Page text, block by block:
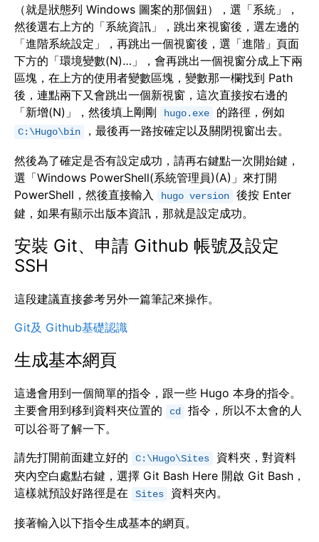
（就是狀態列 Windows 圖案的那個鈕），選「系統」，
然後選右上方的「系統資訊」，跳出來視窗後，選左邊的
「進階系統設定」，再跳出一個視窗後，選「進階」頁面
下方的「環境變數(N)…」，會再跳出一個視窗分成上下兩
區塊，在上方的使用者變數區塊，變數那一欄找到 Path
後，連點兩下又會跳出一個新視窗，這次直接按右邊的
「新增(N)」，然後填上剛剛
hugo.exe 的路徑，例如
C:\Hugo\bin ，最後再一路按確定以及關閉視窗出去。
然後為了確定是否有設定成功，請再右鍵點一次開始鍵，
選「Windows PowerShell(系統管理員)(A)」來打開
PowerShell，然後直接輸入
hugo version
後按 Enter
鍵，如果有顯示出版本資訊，那就是設定成功。
安裝 Git、申請 Github 帳號及設定
SSH
這段建議直接參考另外一篇筆記來操作。
Git及 Github基礎認識
生成基本網頁
這邊會用到一個簡單的指令，跟一些 Hugo 本身的指令。
主要會用到移到資料夾位置的
cd
指令，所以不太會的人
可以谷哥了解一下。
請先打開前面建立好的
C:\Hugo\Sites
資料夾，對資料
夾內空白處點右鍵，選擇 Git Bash Here 開啟 Git Bash，
這樣就預設好路徑是在
Sites 資料夾內。
接著輸入以下指令生成基本的網頁。